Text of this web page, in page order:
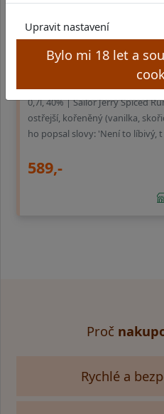
Upravit nastavení
Bylo mi 18 let a
Sailor Jerry Spiced
0,7l, 40% | Sailor Jerry Spiced
ostřejší, kořeněný (vanilka,
ho popsal slovy: 'Není to líbivý,
589,-
Proč
Rychlé a